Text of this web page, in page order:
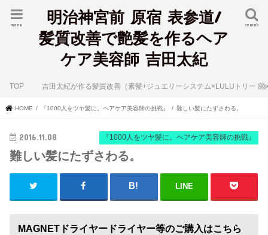
明治神宮前 原宿 表参道/
髪質改善で艶髪を作るヘア
ケア美容師 吉田太紀
search
menu
TOP 吉田太紀が作る髪質改善（素髪+ジュエリーシステム×LULUトリート
HOME 『1000人をツヤ髪に。ヘアケア美容師の挑戦』 難しい髪にたずさわる。
『1000人をツヤ髪に。ヘアケア美容師の挑戦』
2016.11.08
難しい髪にたずさわる。
LINE
MAGNETドライヤードライヤー等のご購入はこちら